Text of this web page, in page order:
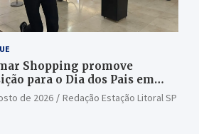
Shopping promove
para o Dia dos Pais em
de 2026 Redação Estação Litoral SP